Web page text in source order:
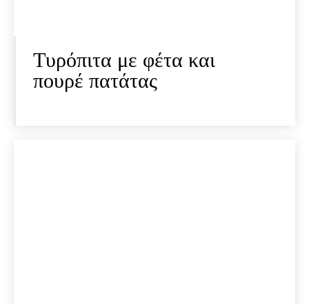
Τυρόπιτα με φέτα και
πουρέ πατάτας